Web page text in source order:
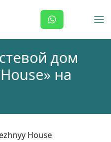
дом
на
House